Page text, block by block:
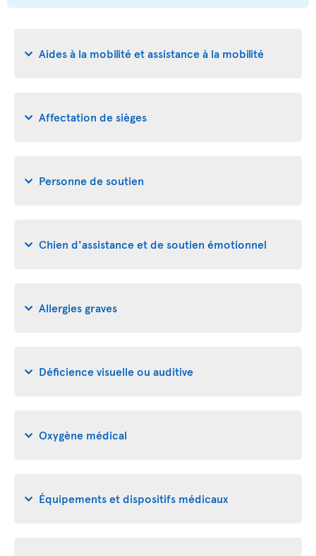
Aides à la mobilité et assistance à la mobilité
Affectation de sièges
Personne de soutien
Chien d'assistance et de soutien émotionnel
Allergies graves
Déficience visuelle ou auditive
Oxygène médical
Équipements et dispositifs médicaux